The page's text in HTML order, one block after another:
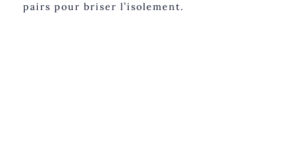
pairs pour briser l’isolement.